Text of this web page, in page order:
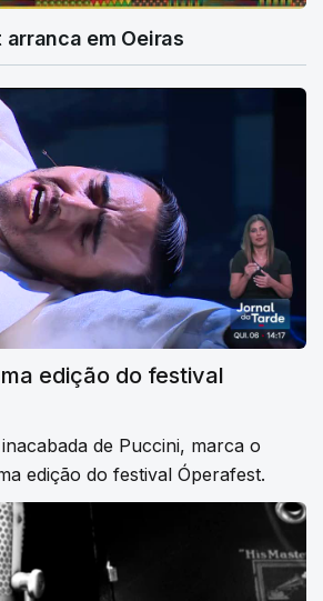
arranca em Oeiras
edição do festival
de Puccini, marca o
edição do festival Óperafest.